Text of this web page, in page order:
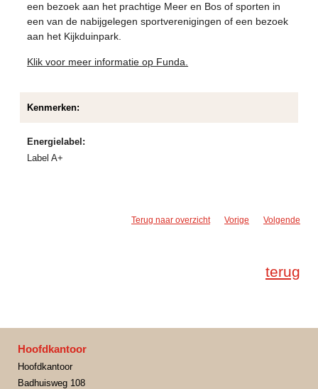
een bezoek aan het prachtige Meer en Bos of sporten in
een van de nabijgelegen sportverenigingen of een bezoek
aan het Kijkduinpark.
Klik voor meer informatie op Funda.
Kenmerken:
Energielabel:
Label A+
Terug naar overzicht Vorige Volgende
terug
Hoofdkantoor
Hoofdkantoor
Badhuisweg 108